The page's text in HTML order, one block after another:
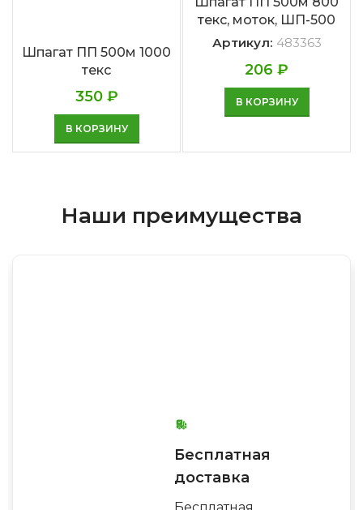
Шпагат ПП 500м 1000
текс
350 ₽
В КОРЗИНУ
текс, моток, ШП-500
Артикул: 483363
206 ₽
В КОРЗИНУ
Наши преимущества
Бесплатная
доставка